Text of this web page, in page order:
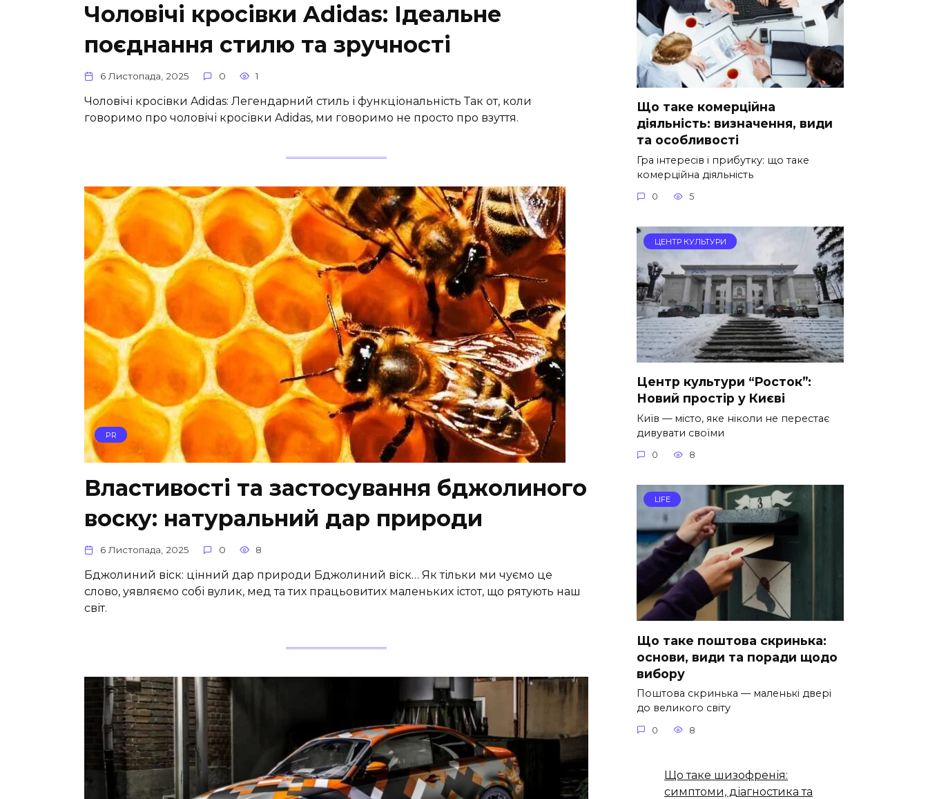
Чоловічі кросівки Adidas: Ідеальне
поєднання стилю та зручності
6 Листопада, 2025 0 1
Чоловічі кросівки Adidas: Легендарний стиль і функціональність Так от, коли
говоримо про чоловічі кросівки Adidas, ми говоримо не просто про взуття.
PR
Властивості та застосування бджолиного
воску: натуральний дар природи
6 Листопада, 2025 0 8
Бджолиний віск: цінний дар природи Бджолиний віск… Як тільки ми чуємо це
слово, уявляємо собі вулик, мед та тих працьовитих маленьких істот, що рятують наш
світ.
Що таке комерційна
діяльність: визначення, види
та особливості
Гра інтересів і прибутку: що таке
комерційна діяльність
0 5
ЦЕНТР КУЛЬТУРИ
Центр культури “Росток”:
Новий простір у Києві
Київ — місто, яке ніколи не перестає
дивувати своїми
0 8
LIFE
Що таке поштова скринька:
основи, види та поради щодо
вибору
Поштова скринька — маленькі двері
до великого світу
0 8
Що таке шизофренія:
симптоми, діагностика та